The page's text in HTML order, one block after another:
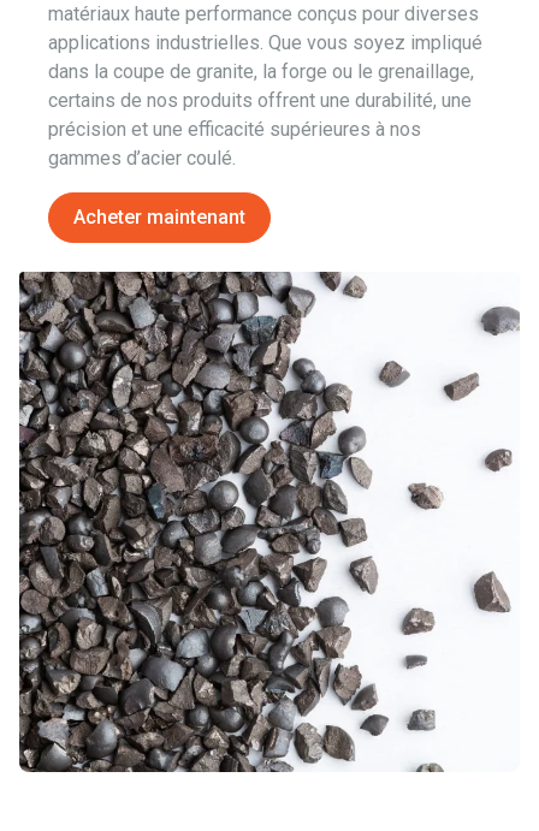
matériaux haute performance conçus pour diverses
applications industrielles. Que vous soyez impliqué
dans la coupe de granite, la forge ou le grenaillage,
certains de nos produits offrent une durabilité, une
précision et une efficacité supérieures à nos
gammes d’acier coulé.
Acheter maintenant